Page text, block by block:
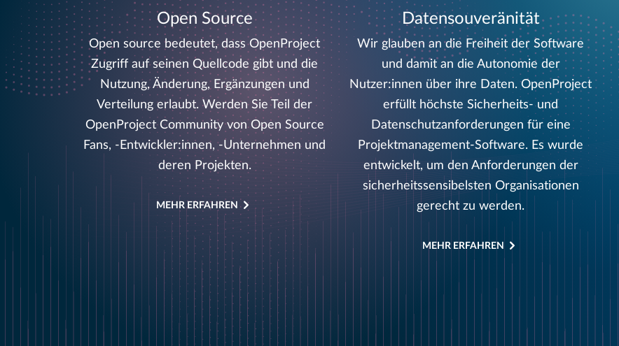
Open Source
Open source bedeutet, dass OpenProject
Zugriff auf seinen Quellcode gibt und die
Nutzung, Änderung, Ergänzungen und
Verteilung erlaubt. Werden Sie Teil der
OpenProject Community von Open Source
Fans, -Entwickler:innen, -Unternehmen und
deren Projekten.
MEHR ERFAHREN
Datensouveränität
Wir glauben an die Freiheit der Software
und damit an die Autonomie der
Nutzer:innen über ihre Daten. OpenProject
erfüllt höchste Sicherheits- und
Datenschutzanforderungen für eine
Projektmanagement-Software. Es wurde
entwickelt, um den Anforderungen der
sicherheitssensibelsten Organisationen
gerecht zu werden.
MEHR ERFAHREN